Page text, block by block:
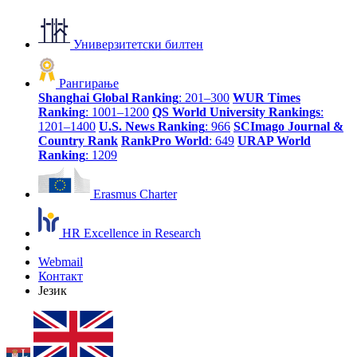
Универзитетски билтен
Рангирање
Shanghai Global Ranking: 201–300 WUR Times
Ranking: 1001–1200 QS World University Rankings:
1201–1400 U.S. News Ranking: 966 SCImago Journal &
Country Rank RankPro World: 649 URAP World
Ranking: 1209
Erasmus Charter
HR Excellence in Research
Webmail
Контакт
Језик